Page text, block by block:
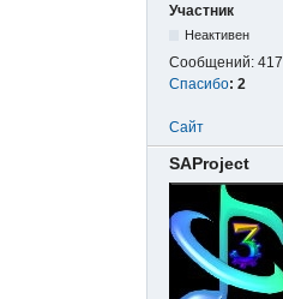
Участник
Неактивен
Сообщений: 417
Спасибо: 2
Сайт
SAProject